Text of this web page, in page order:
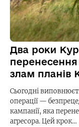
Два роки
злам планів
Сьогодні
операції —
кампанії, яка
агресора. Цей крок…